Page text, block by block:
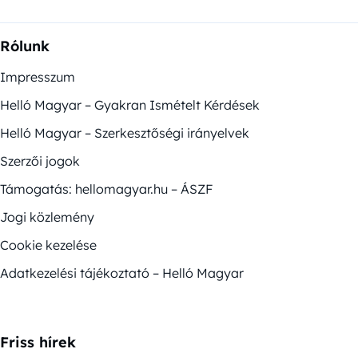
Rólunk
Impresszum
Helló Magyar – Gyakran Ismételt Kérdések
Helló Magyar – Szerkesztőségi irányelvek
Szerzői jogok
Támogatás: hellomagyar.hu – ÁSZF
Jogi közlemény
Cookie kezelése
Adatkezelési tájékoztató – Helló Magyar
Friss hírek